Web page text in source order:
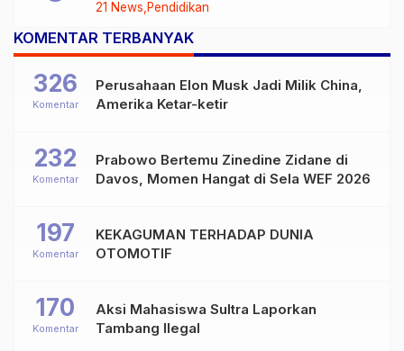
21 News Pendidikan
KOMENTAR TERBANYAK
Perusahaan Elon Musk Jadi Milik China,
Amerika Ketar-ketir
326
Komentar
Prabowo Bertemu Zinedine Zidane di
Davos, Momen Hangat di Sela WEF 2026
232
Komentar
KEKAGUMAN TERHADAP DUNIA
OTOMOTIF
197
Komentar
Aksi Mahasiswa Sultra Laporkan
Tambang Ilegal
170
Komentar